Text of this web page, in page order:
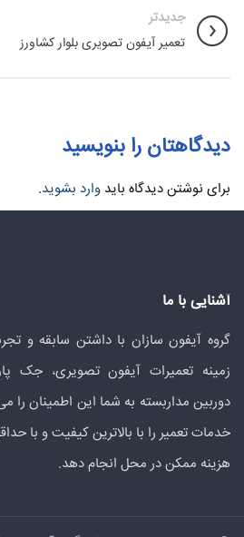
جدیدتر
تعمیر آیفون تصویری بلوار کشاورز
دیدگاهتان را بنویسید
برای نوشتن دیدگاه باید وارد بشوید.
آشنایی با ما
گروه آیفون سازان با داشتن سابقه و
زمینه تعمیرات آیفون تصویری، جک
دوربین مداربسته به شما این اطمینان را
خدمات تعمیر را با بالاترین کیفیت و با
هزینه ممکن در محل انجام دهد.